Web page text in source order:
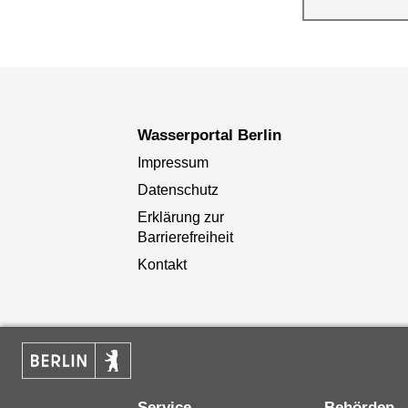
Wasserportal Berlin
Impressum
Datenschutz
Erklärung zur
Barrierefreiheit
Kontakt